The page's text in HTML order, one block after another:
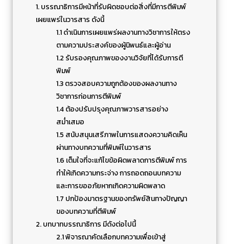
1. บรรณาธิการมีหน้าที่รับผิดชอบต่อสิ่งที่มีการตีพิมพ์
เผยแพร่ในวารสาร ดังนี้
1.1 ดำเนินการเผยแพร่ผลงานทางวิชาการให้ตรง
ตามความประสงค์ของผู้นิพนธ์และผู้อ่าน
1.2 รับรองคุณภาพของงานวิจัยที่ได้รับการตี
พิมพ์
1.3 ตรวจสอบความถูกต้องของผลงานทาง
วิชาการก่อนการตีพิมพ์
1.4 ต้องปรับปรุงคุณภาพวารสารอย่าง
สม่ำเสมอ
1.5 สนับสนุนเสรีภาพในการแสดงความคิดเห็น
ผ่านทางบทความที่พิมพ์ในวารสาร
1.6 เต็มใจที่จะแก้ไขข้อผิดพลาดการตีพิมพ์ การ
ทำให้เกิดความกระจ่าง การถอดถอนบทความ
และการขออภัยหากเกิดความผิดพลาด
1.7 ปกป้องมาตรฐานของทรัพย์สินทางปัญญา
ของบทความที่ตีพิมพ์
2. บทบาทบรรณาธิการ มีดังต่อไปนี้
2.1 พิจารณาคัดเลือกบทความเพื่อเข้าสู่